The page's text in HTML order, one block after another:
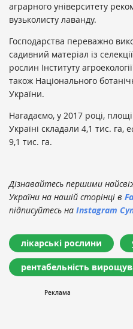
аграрного університету
вузьколисту лаванду.
Господарства переважно
садивний матеріал із
рослин Інституту
також Національного
України.
Нагадаємо, у 2017 році,
Україні складали 4,1 тис.
9,1 тис. га.
Дізнавайтесь першими
України на нашій сторінці в
підписуйтесь на Instagram
лікарські рослини
рентабельність